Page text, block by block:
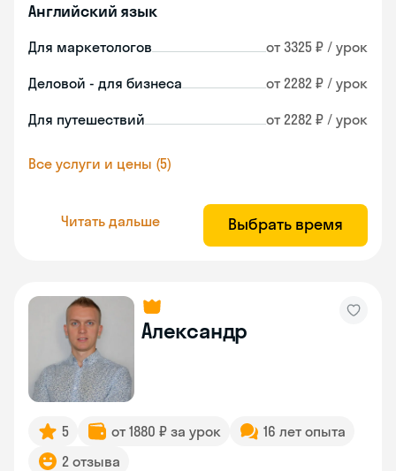
Английский язык
Для маркетологов от 3325 ₽ / урок
Деловой - для бизнеса от 2282 ₽ / урок
Для путешествий от 2282 ₽ / урок
Все услуги и цены (5)
Читать дальше Выбрать время
Александр
5 от 1880 ₽ за урок
16 лет опыта
2 отзыва